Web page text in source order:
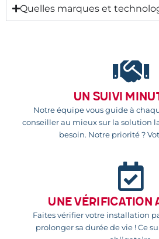
Quelles marques et
Un suivi
Notre équipe vous guide à
conseiller au mieux sur la solution
besoin. Notre priorité ?
Une vérification
Faites vérifier votre installation
prolonger sa durée de vie ! Ce